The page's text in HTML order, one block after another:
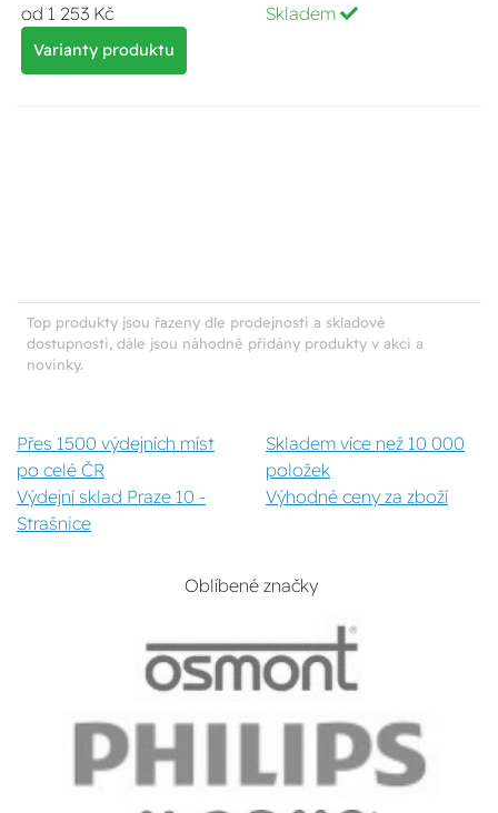
od 1 253 Kč Skladem
Varianty produktu
Top produkty jsou řazeny dle prodejnosti a skladové
dostupnosti, dále jsou náhodně přidány produkty v akci a
novinky.
Přes 1500 výdejních míst
po celé ČR
Skladem více než 10 000
položek
Výdejní sklad Praze 10 -
Strašnice
Výhodné ceny za zboží
Oblíbené značky